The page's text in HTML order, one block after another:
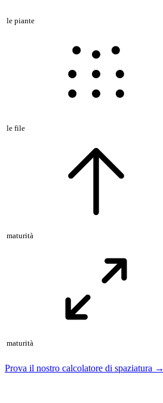
le piante
le file
maturità
maturità
Prova il nostro calcolatore di spaziatura →